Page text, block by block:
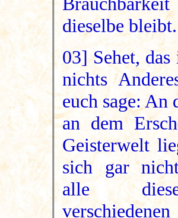
dieselbe bleibt.
03] Sehet,
nichts
euch sage: An
an dem
Geisterwelt
sich gar
alle